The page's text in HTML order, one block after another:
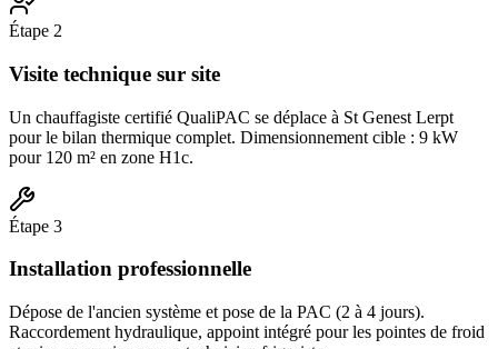
Étape 2
Visite technique sur site
Un chauffagiste certifié QualiPAC se déplace à St Genest Lerpt
pour le bilan thermique complet. Dimensionnement cible : 9 kW
pour 120 m² en zone H1c.
Étape 3
Installation professionnelle
Dépose de l'ancien système et pose de la PAC (2 à 4 jours).
Raccordement hydraulique, appoint intégré pour les pointes de froid